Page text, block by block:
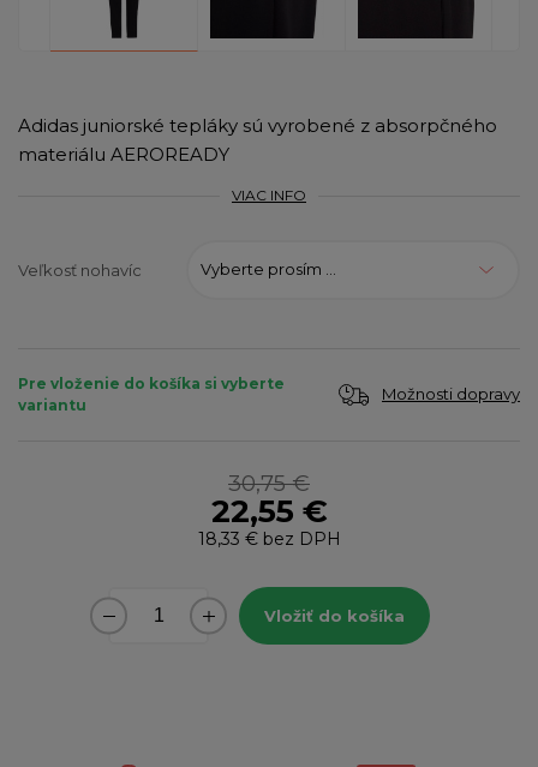
Adidas juniorské tepláky sú vyrobené z absorpčného
materiálu AEROREADY
VIAC INFO
Veľkosť nohavíc Vyberte prosím ...
Pre vloženie do košíka si vyberte
variantu
Možnosti dopravy
30,75 €
22,55 €
18,33 €bez DPH
Vložiť do košíka